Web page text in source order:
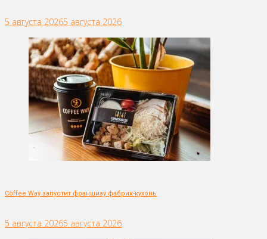
5 августа 20265 августа 2026
Coffee Way запустит франшизу фабрик-кухонь
5 августа 20265 августа 2026